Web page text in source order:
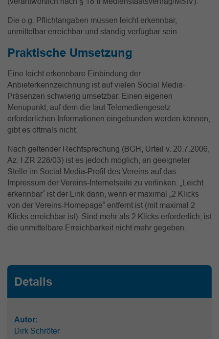
Die o.g. Pflichtangaben müssen leicht erkennbar,
unmittelbar erreichbar und ständig verfügbar sein.
Praktische Umsetzung
Eine leicht erkennbare Einbindung der
Anbieterkennzeichnung ist auf vielen Social Media-
Präsenzen schwierig umsetzbar. Einen eigenen
Menüpunkt, auf dem die laut Telemediengesetz
erforderlichen Informationen eingebunden werden können,
gibt es oftmals nicht.
Nach geltender Rechtsprechung (BGH, Urteil v. 20.7.2006,
Az. I ZR 228/03) ist es jedoch möglich, an geeigneter
Stelle im Social Media-Profil des Vereins auf das
Impressum der Vereins-Internetseite zu verlinken. „Leicht
erkennbar“ ist der Link dann, wenn er maximal „2 Klicks
von der Vereins-Homepage“ entfernt ist (mit maximal 2
Klicks erreichbar ist). Sind mehr als 2 Klicks erforderlich, ist
die unmittelbare Erreichbarkeit nicht mehr gegeben.
Details
Autor:
Dirk Schröter